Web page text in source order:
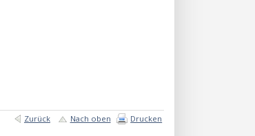
Zurück Nach oben Drucken